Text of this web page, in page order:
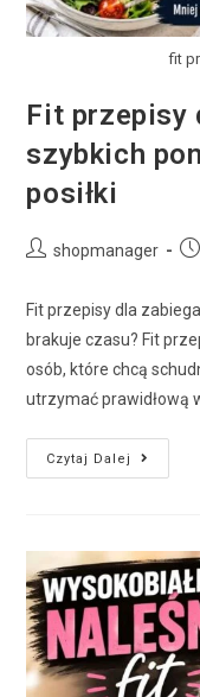
fit
Fit przepisy
szybkich
posiłki
shopmanager
Fit przepisy dla
brakuje czasu? Fit
osób, które chcą
utrzymać prawidłową
Czytaj Dalej